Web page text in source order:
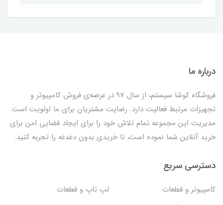
درباره ما
فروشگاه کوشا سیستم، از سال 97 در عرصه‌ی فروش کامپیوتر و
تجهیزات مرتبط فعالیت دارد. رضایت مشتریان برای ما اولویت است.
مدیریت این مجموعه تمام تلاش خود را برای ایجاد فضایی امن برای
خرید آنلاین شما نموده است، تا خریدی بدون دغدغه را تجربه کنید.
دسترسی سریع
کامپیوتر و قطعات
لپ تاپ و قطعات